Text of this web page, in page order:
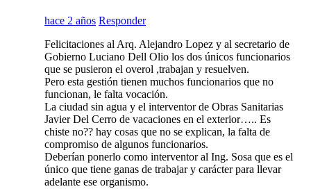
hace 2 años Responder
Felicitaciones al Arq. Alejandro Lopez y al secretario de
Gobierno Luciano Dell Olio los dos únicos funcionarios
que se pusieron el overol ,trabajan y resuelven.
Pero esta gestión tienen muchos funcionarios que no
funcionan, le falta vocación.
La ciudad sin agua y el interventor de Obras Sanitarias
Javier Del Cerro de vacaciones en el exterior….. Es
chiste no?? hay cosas que no se explican, la falta de
compromiso de algunos funcionarios.
Deberían ponerlo como interventor al Ing. Sosa que es el
único que tiene ganas de trabajar y carácter para llevar
adelante ese organismo.